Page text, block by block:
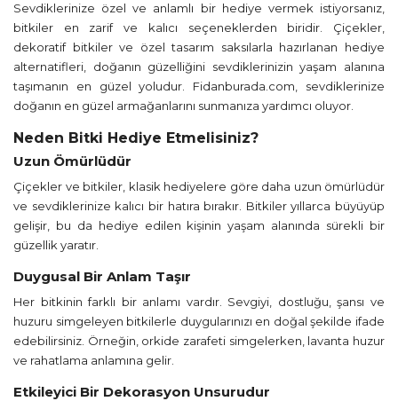
Sevdiklerinize özel ve anlamlı bir hediye vermek istiyorsanız,
bitkiler en zarif ve kalıcı seçeneklerden biridir. Çiçekler,
dekoratif bitkiler ve özel tasarım saksılarla hazırlanan hediye
alternatifleri, doğanın güzelliğini sevdiklerinizin yaşam alanına
taşımanın en güzel yoludur. Fidanburada.com, sevdiklerinize
doğanın en güzel armağanlarını sunmanıza yardımcı oluyor.
Neden Bitki Hediye Etmelisiniz?
Uzun Ömürlüdür
Çiçekler ve bitkiler, klasik hediyelere göre daha uzun ömürlüdür
ve sevdiklerinize kalıcı bir hatıra bırakır. Bitkiler yıllarca büyüyüp
gelişir, bu da hediye edilen kişinin yaşam alanında sürekli bir
güzellik yaratır.
Duygusal Bir Anlam Taşır
Her bitkinin farklı bir anlamı vardır. Sevgiyi, dostluğu, şansı ve
huzuru simgeleyen bitkilerle duygularınızı en doğal şekilde ifade
edebilirsiniz. Örneğin, orkide zarafeti simgelerken, lavanta huzur
ve rahatlama anlamına gelir.
Etkileyici Bir Dekorasyon Unsurudur